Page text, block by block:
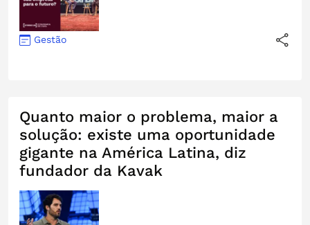
Gestão
Quanto maior o problema, maior a
solução: existe uma oportunidade
gigante na América Latina, diz
fundador da Kavak